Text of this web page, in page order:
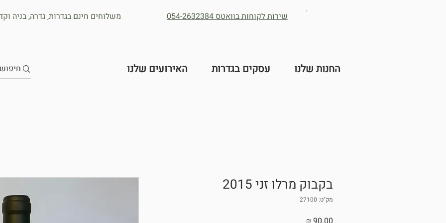
משלוחים חינם בגדרות, גדרה, בניה שירות לקוחות בוואטס 054-2632384
החנות שלנו עסקים בגדרות האירועים שלנו
בקבוק מרלו זני 2015
מק"ט: 27100